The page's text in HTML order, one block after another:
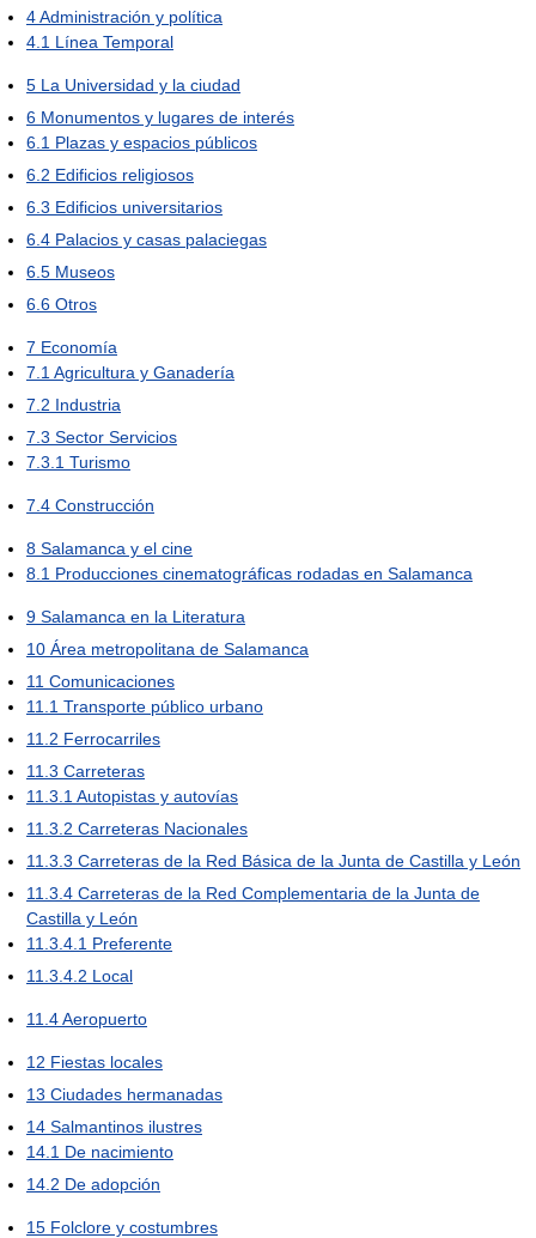
4Administración y política
4.1 Línea Temporal
5 La Universidad y la ciudad
6 Monumentos y lugares de interés
6.1 Plazas y espacios públicos
6.2 Edificios religiosos
6.3 Edificios universitarios
6.4 Palacios y casas palaciegas
6.5 Museos
6.6 Otros
7 Economía
7.1 Agricultura y Ganadería
7.2 Industria
7.3 Sector Servicios
7.3.1 Turismo
7.4 Construcción
8 Salamanca y el cine
8.1 Producciones cinematográficas rodadas en Salamanca
9 Salamanca en la Literatura
10 Área metropolitana de Salamanca
11 Comunicaciones
11.1 Transporte público urbano
11.2 Ferrocarriles
11.3 Carreteras
11.3.1 Autopistas y autovías
11.3.2 Carreteras Nacionales
11.3.3 Carreteras de la Red Básica de la Junta de Castilla y León
11.3.4 Carreteras de la Red Complementaria de la Junta de
Castilla y León
11.3.4.1 Preferente
11.3.4.2 Local
11.4Aeropuerto
12 Fiestas locales
13 Ciudades hermanadas
14 Salmantinos ilustres
14.1 De nacimiento
14.2 De adopción
15 Folclore y costumbres